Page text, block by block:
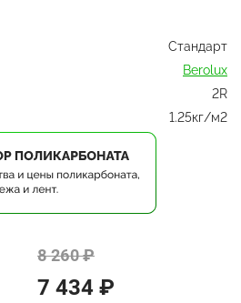
Стандарт
Berolux
2R
1.25кг/м2
8 260 ₽
7 434 ₽